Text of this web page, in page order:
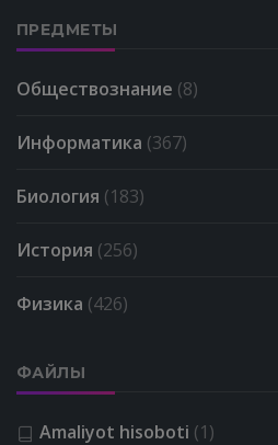
ПРЕДМЕТЫ
Обществознание (8)
Информатика (367)
Биология (183)
История (256)
Физика (426)
ФАЙЛЫ
Amaliyot hisoboti (1)